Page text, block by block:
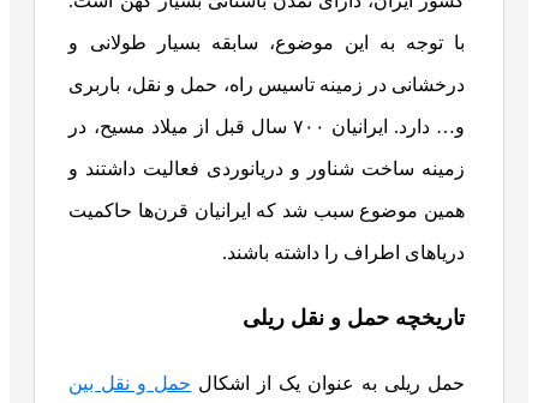
با توجه به این موضوع، سابقه بسیار طولانی و
درخشانی در زمینه تاسیس راه، حمل و نقل، باربری
و… دارد. ایرانیان ۷۰۰ سال قبل از میلاد مسیح، در
زمینه ساخت شناور و دریانوردی فعالیت داشتند و
همین موضوع سبب شد که ایرانیان قرن‌ها حاکمیت
دریاهای اطراف را داشته باشند.
تاریخچه حمل و نقل ریلی
حمل ریلی به عنوان یک از اشکال حمل و نقل بین